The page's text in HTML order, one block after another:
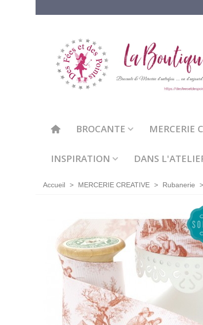
BROCANTE MERCERIE
INSPIRATION DANS
Accueil > MERCERIE CREATIVE > Rubanerie >